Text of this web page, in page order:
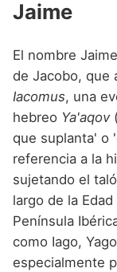
Jaime
El nombre
de Jacobo, que
Iacomus, una
hebreo Ya'aqov(יַעֲקֹב). Su significado original es 'el
que suplanta' o
referencia a la
sujetando el
largo de la
Península
como Iago,
especialmente